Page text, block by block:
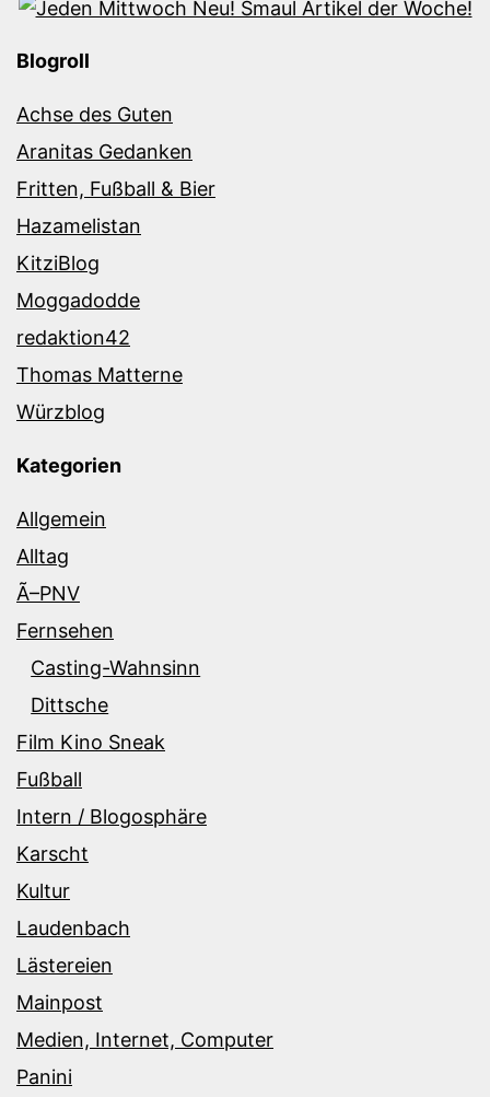
Blogroll
Achse des Guten
Aranitas Gedanken
Fritten, Fußball & Bier
Hazamelistan
KitziBlog
Moggadodde
redaktion42
Thomas Matterne
Würzblog
Kategorien
Allgemein
Alltag
Ã–PNV
Fernsehen
Casting-Wahnsinn
Dittsche
Film Kino Sneak
Fußball
Intern / Blogosphäre
Karscht
Kultur
Laudenbach
Lästereien
Mainpost
Medien, Internet, Computer
Panini